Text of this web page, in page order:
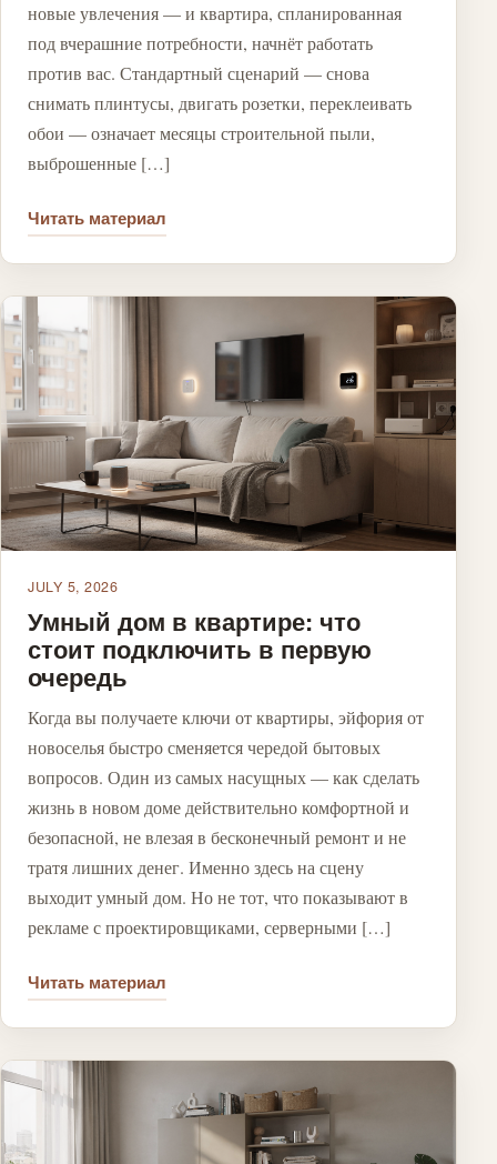
новые увлечения — и квартира, спланированная
под вчерашние потребности, начнёт работать
против вас. Стандартный сценарий — снова
снимать плинтусы, двигать розетки, переклеивать
обои — означает месяцы строительной пыли,
выброшенные […]
Читать материал
JULY 5, 2026
Умный дом в квартире: что
стоит подключить в первую
очередь
Когда вы получаете ключи от квартиры, эйфория от
новоселья быстро сменяется чередой бытовых
вопросов. Один из самых насущных — как сделать
жизнь в новом доме действительно комфортной и
безопасной, не влезая в бесконечный ремонт и не
тратя лишних денег. Именно здесь на сцену
выходит умный дом. Но не тот, что показывают в
рекламе с проектировщиками, серверными […]
Читать материал